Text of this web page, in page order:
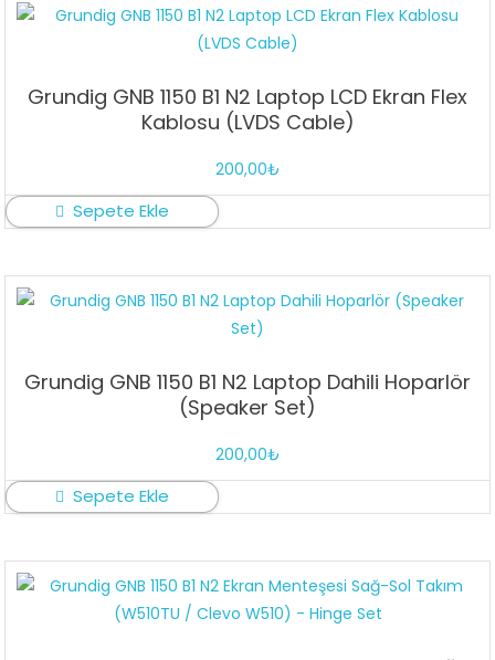
Grundig GNB 1150 B1 N2 Laptop LCD Ekran Flex
Kablosu (LVDS Cable)
200,00₺
Sepete Ekle
Grundig GNB 1150 B1 N2 Laptop Dahili Hoparlör
(Speaker Set)
200,00₺
Sepete Ekle